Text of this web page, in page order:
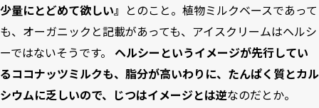
少量にとどめて欲しい』 とのこと。植物ミルクベースであって
も、オーガニックと記載があっても、アイスクリームはヘルシ
ーではないそうです。 ヘルシーというイメージが先行してい
るココナッツミルクも、脂分が高いわりに、たんぱく質とカル
シウムに乏しいので、じつはイメージとは逆なのだとか。